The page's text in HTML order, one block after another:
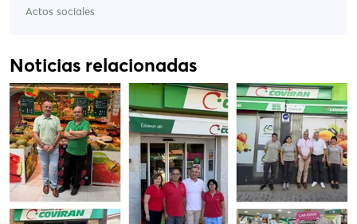
Actos sociales
Noticias relacionadas